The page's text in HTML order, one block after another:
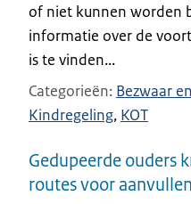
of niet kunnen worden
informatie over de
is te vinden...
Categorieën Bezwaar
Kindregeling KOT
Gedupeerde ouders
routes voor